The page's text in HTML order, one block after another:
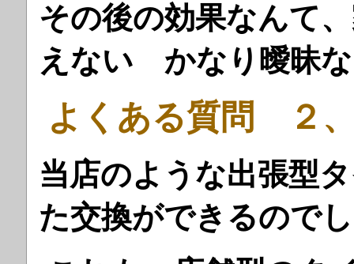
その後の効果なんて
えない かなり曖昧
よくある質問 ２
当店のような出張型
た交換ができるので